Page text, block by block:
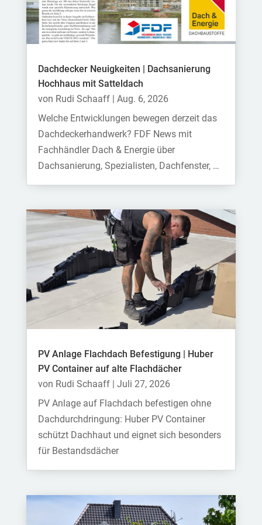
Dachdecker Neuigkeiten | Dachsanierung
Hochhaus mit Satteldach
von Rudi Schaaff| Aug. 6, 2026
Welche Entwicklungen bewegen derzeit das
Dachdeckerhandwerk? FDF News mit
Fachhändler Dach & Energie über
Dachsanierung, Spezialisten, Dachfenster, …
PV Anlage Flachdach Befestigung | Huber
PV Container auf alte Flachdächer
von Rudi Schaaff| Juli 27, 2026
PV Anlage auf Flachdach befestigen ohne
Dachdurchdringung: Huber PV Container
schützt Dachhaut und eignet sich besonders
für Bestandsdächer